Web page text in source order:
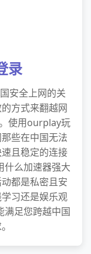
录
安全上网的关
方式来翻越网
使用ourplay玩
些在中国无法
且稳定的连接
么加速器强大
都是私密且安
习还是娱乐观
足您跨越中国